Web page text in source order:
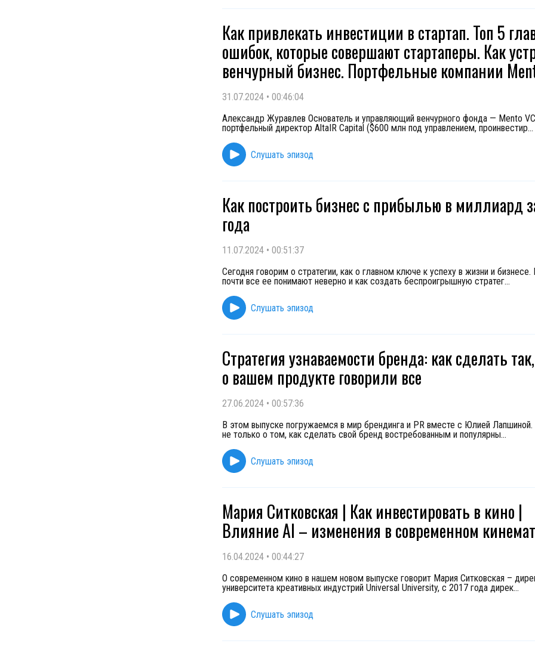
Как привлекать инвестиции в стартап. Топ 5
ошибок, которые совершают стартаперы. Как
венчурный бизнес. Портфельные компании
31.07.2024 • 00:46:04
Александр Журавлев Основатель и управляющий венчурного фонда — Mento
портфельный директор AltaIR Capital ($600 млн под управлением, проинвестир...
Слушать эпизод
Как построить бизнес с прибылью в миллиард
года
11.07.2024 • 00:51:37
Сегодня говорим о стратегии, как о главном ключе к успеху в жизни и
почти все ее понимают неверно и как создать беспроигрышную стратег...
Слушать эпизод
Стратегия узнаваемости бренда: как сделать
о вашем продукте говорили все
27.06.2024 • 00:57:36
В этом выпуске погружаемся в мир брендинга и PR вместе с Юлией
не только о том, как сделать свой бренд востребованным и популярны...
Слушать эпизод
Мария Ситковская | Как инвестировать в кино |
Влияние AI – изменения в современном
16.04.2024 • 00:44:27
О современном кино в нашем новом выпуске говорит Мария Ситковская –
университета креативных индустрий Universal University, с 2017 года дирек...
Слушать эпизод